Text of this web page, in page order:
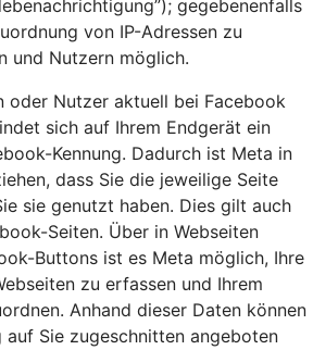
gegebenenfalls
von IP-Adressen zu
und Nutzern möglich.
oder Nutzer aktuell bei Facebook
sich auf Ihrem Endgerät ein
Kennung. Dadurch ist Meta in
dass Sie die jeweilige Seite
sie genutzt haben. Dies gilt auch
Seiten. Über in Webseiten
Buttons ist es Meta möglich, Ihre
zu erfassen und Ihrem
Anhand dieser Daten können
auf Sie zugeschnitten angeboten